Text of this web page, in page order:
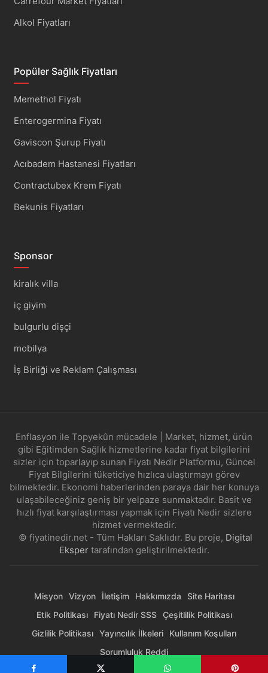
Alkol Fiyatları
Popüler Sağlık Fiyatları
Memethol Fiyatı
Enterogermina Fiyatı
Gaviscon Şurup Fiyatı
Acıbadem Hastanesi Fiyatları
Contractubex Krem Fiyatı
Bekunis Fiyatları
Sponsor
kiralık villa
iç giyim
bulgurlu dişçi
mobilya
İş Birliği ve Reklam Çalışması
Enflasyon ile Topyekûn mücadele | Market, hizmet, ürün
gibi Eğitimden Sağlık hizmetlerine kadar fiyat bilgilerini
sizler için toparlayıp sunan Fiyatı Nedir Platformu, Güncel
Fiyat Bilgilerini tüketiciye hızlıca ulaştırmayı görev
bilmektedir. Ekonomi haberlerinden paraya dair her konuya
ulaşabileceğiniz geniş bir yelpaze sunmaktadır. Basit ve
hızlı fiyat karşılaştırması yapmak için Fiyatı Nedir sizlere
hizmet vermektedir.
© fiyatinedir.net - Tüm Hakları Saklıdır. Bu proje, Digital
Ekspertarafından geliştirilmektedir.
Misyon Vizyon İletişim Hakkımızda
Site Haritası
Etik Politikası
Fiyatı Nedir SSS
Çeşitlilik Politikası
Gizlilik Politikası Yayıncılık İlkeleri
Kullanım Koşulları
Sorumluluk Reddi